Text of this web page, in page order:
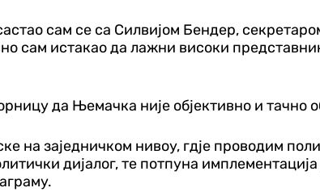
сам се са Силвијом Бендер,
сам истакао да лажни високи
да Њемачка није објективно и тачно
на заједничком нивоу, гдје проводим
дијалог, те потпуна